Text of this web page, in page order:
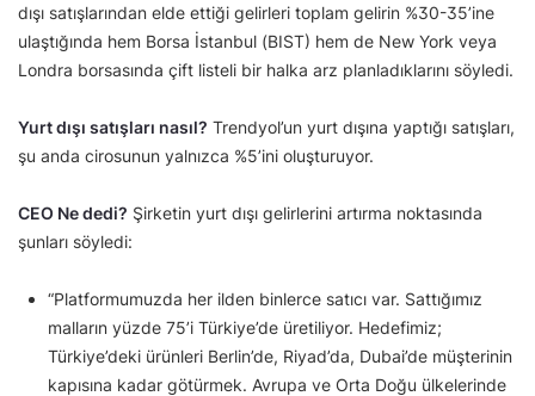
dışı satışlarından elde ettiği gelirleri toplam gelirin %30-35’ine
ulaştığında hem Borsa İstanbul (BIST) hem de New York veya
Londra borsasında çift listeli bir halka arz planladıklarını söyledi.
Yurt dışı satışları nasıl? Trendyol’un yurt dışına yaptığı satışları,
şu anda cirosunun yalnızca %5’ini oluşturuyor.
CEO Ne dedi? Şirketin yurt dışı gelirlerini artırma noktasında
şunları söyledi:
“Platformumuzda her ilden binlerce satıcı var. Sattığımız
malların yüzde 75’i Türkiye’de üretiliyor. Hedefimiz;
Türkiye’deki ürünleri Berlin’de, Riyad’da, Dubai’de müşterinin
kapısına kadar götürmek. Avrupa ve Orta Doğu ülkelerinde